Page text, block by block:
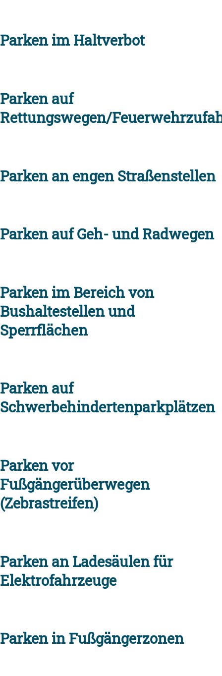
Parken im Haltverbot
Parken auf
Rettungswegen/
Parken an engen Straßenstellen
Parken auf Geh- und Radwegen
Parken im Bereich von
Bushaltestellen und
Sperrflächen
Parken auf
Schwerbehindertenparkplätzen
Parken vor
Fußgängerüberwegen
(Zebrastreifen)
Parken an Ladesäulen für
Elektrofahrzeuge
Parken in Fußgängerzonen